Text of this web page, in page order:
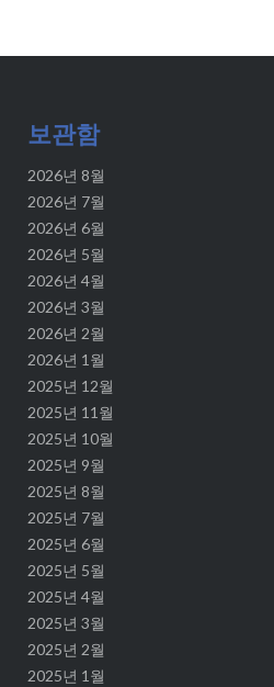
보관함
2026년 8월
2026년 7월
2026년 6월
2026년 5월
2026년 4월
2026년 3월
2026년 2월
2026년 1월
2025년 12월
2025년 11월
2025년 10월
2025년 9월
2025년 8월
2025년 7월
2025년 6월
2025년 5월
2025년 4월
2025년 3월
2025년 2월
2025년 1월